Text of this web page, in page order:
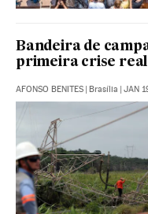
Bandeira de
primeira crise real
AFONSO BENITES | Brasília | JAN